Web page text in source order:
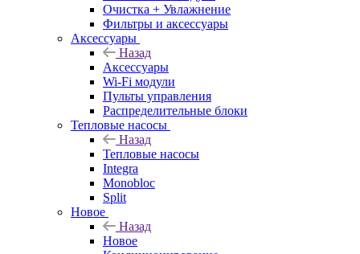
Очистка + Увлажнение
Фильтры и аксессуары
Аксессуары
Назад
Аксессуары
Wi-Fi модули
Пульты управления
Распределительные блоки
Тепловые насосы
Назад
Тепловые насосы
Integra
Monobloc
Split
Новое
Назад
Новое